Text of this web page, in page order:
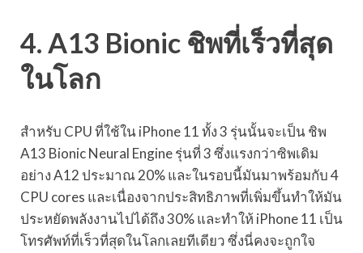
4. A13 Bionic ชิพที่เร็วที่สุด
ในโลก
สำหรับ CPU ที่ใช้ใน iPhone 11 ทั้ง 3 รุ่นนั้นจะเป็น ชิพ
A13 Bionic Neural Engine รุ่นที่ 3 ซึ่งแรงกว่าซิพเดิม
อย่าง A12 ประมาณ 20% และในรอบนี้มันมาพร้อมกับ 4
CPU cores และเนื่องจากประสิทธิภาพที่เพิ่มขึ้นทำให้มัน
ประหยัดพลังงานไปได้ถึง 30% และทำให้ iPhone 11 เป็น
โทรศัพท์ที่เร็วที่สุดในโลกเลยทีเดียว ซึ่งนี่คงจะถูกใจ